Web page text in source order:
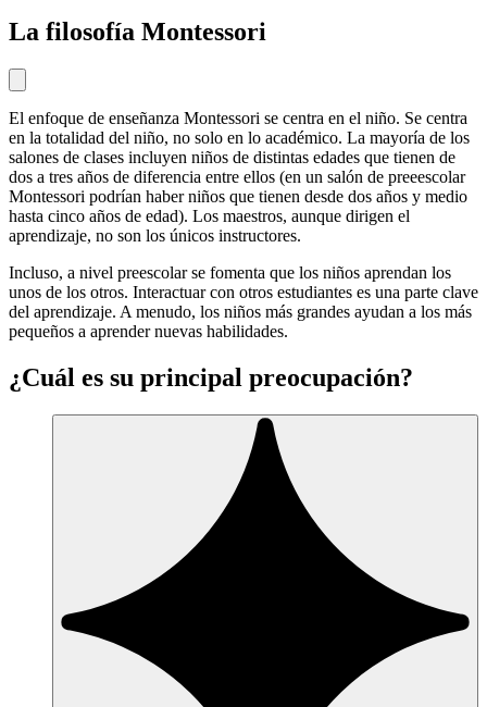
La filosofía Montessori
El enfoque de enseñanza Montessori se centra en el niño. Se centra
en la totalidad del niño, no solo en lo académico. La mayoría de los
salones de clases incluyen niños de distintas edades que tienen de
dos a tres años de diferencia entre ellos (en un salón de preeescolar
Montessori podrían haber niños que tienen desde dos años y medio
hasta cinco años de edad). Los maestros, aunque dirigen el
aprendizaje, no son los únicos instructores.
Incluso, a nivel preescolar se fomenta que los niños aprendan los
unos de los otros. Interactuar con otros estudiantes es una parte clave
del aprendizaje. A menudo, los niños más grandes ayudan a los más
pequeños a aprender nuevas habilidades.
¿Cuál es su principal preocupación?